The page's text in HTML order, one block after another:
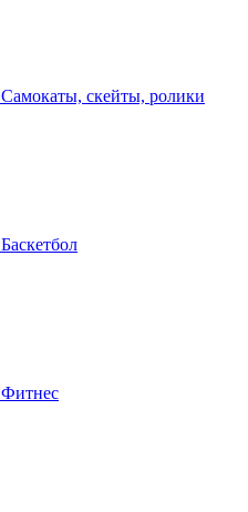
Самокаты, скейты, ролики
Баскетбол
Фитнес